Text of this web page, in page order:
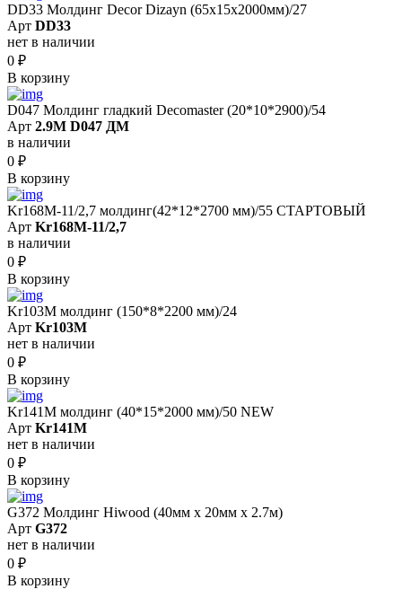
DD33 Молдинг Decor Dizayn (65x15x2000мм)/27
Арт DD33
нет в наличии
0 ₽
В корзину
D047 Молдинг гладкий Decomaster (20*10*2900)/54
Арт 2.9M D047 ДМ
в наличии
0 ₽
В корзину
Kr168M-11/2,7 молдинг(42*12*2700 мм)/55 СТАРТОВЫЙ
Арт Kr168M-11/2,7
в наличии
0 ₽
В корзину
Kr103M молдинг (150*8*2200 мм)/24
Арт Kr103M
нет в наличии
0 ₽
В корзину
Kr141M молдинг (40*15*2000 мм)/50 NEW
Арт Kr141M
нет в наличии
0 ₽
В корзину
G372 Молдинг Hiwood (40мм х 20мм х 2.7м)
Арт G372
нет в наличии
0 ₽
В корзину